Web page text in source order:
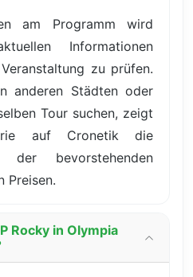
am Programm wird
Informationen
zu prüfen.
anderen Städten oder
Tour suchen, zeigt
auf Cronetik die
der bevorstehenden
Preisen.
Rocky in Olympia